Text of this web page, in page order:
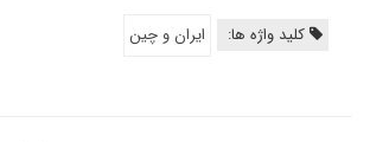
کلید واژه ها: ایران و چین